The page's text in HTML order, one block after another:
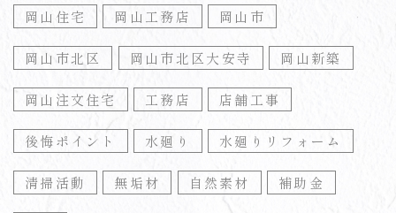
岡山住宅 岡山工務店 岡山市
岡山市北区 岡山市北区大安寺 岡山新築
岡山注文住宅 工務店 店舗工事
後悔ポイント 水廻り 水廻りリフォーム
清掃活動 無垢材 自然素材 補助金